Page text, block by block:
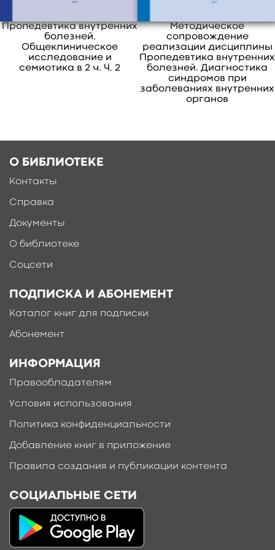
третьего курса медицинских вузов, может
быть полезна для студентов старших курсов
и начинающих врачей.
Пропедевтика внутренних
болезней.
Общеклиническое
исследование и
семиотика в 2 ч. Ч. 2
Методическое
сопровождение
реализации дисциплины
Пропедевтика внутренних
болезней. Диагностика
синдромов при
заболеваниях внутренних
органов
О БИБЛИОТЕКЕ
Контакты
Справка
Документы
О библиотеке
Соцсети
ПОДПИСКА И АБОНЕМЕНТ
Каталог книг для подписки
Абонемент
ИНФОРМАЦИЯ
Правообладателям
Условия использования
Политика конфиденциальности
Добавление книг в приложение
Правила создания и публикации контента
СОЦИАЛЬНЫЕ СЕТИ